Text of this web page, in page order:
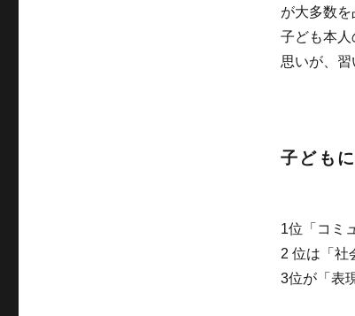
が大多数を
子ども本
思いが、習
子ども
1位「コミ
2 位は「社
3位が「表